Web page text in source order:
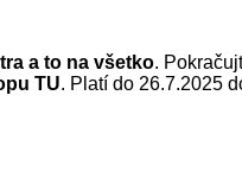
a to na všetko.
TU. Platí do 26.7.2025